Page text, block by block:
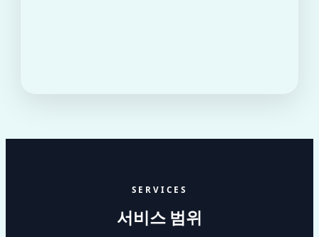
SERVICES
서비스 범위